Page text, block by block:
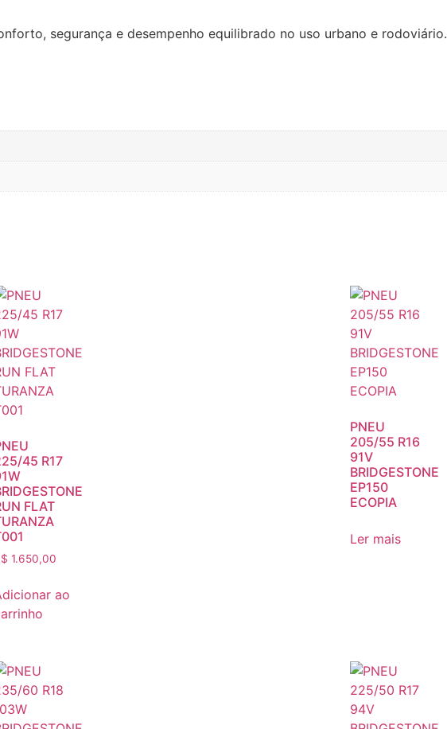
segurança e desempenho equilibrado no uso urbano e rodoviário.
45 R17
FLAT
1.650,00
ao
PNEU
205/55 R16
91V
BRIDGESTONE
EP150
ECOPIA
Ler mais